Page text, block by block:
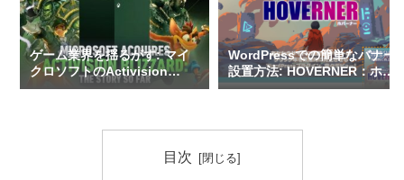
ゲーム業界を揺るがす: マイ
クロソフトのActivision
Blizzard買収完了間近！
WordPressでの簡単なバナー
設置方法: HOVERNER：ホバ
ーナーを紹介
目次